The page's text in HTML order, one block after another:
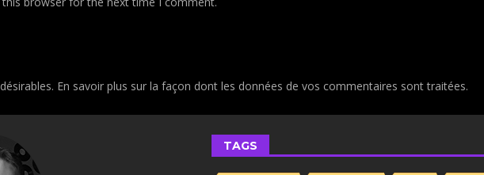
En savoir plus sur la façon dont les données de vos commentaires sont traitées.
TAGS